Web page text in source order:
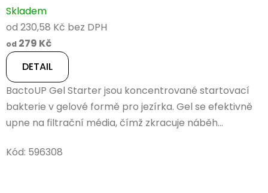
Skladem
od 230,58 Kč bez DPH
od 279 Kč
DETAIL
BactoUP Gel Starter jsou koncentrované startovací
bakterie v gelové formě pro jezírka. Gel se efektivně
upne na filtrační média, čímž zkracuje náběh...
Kód: 596308